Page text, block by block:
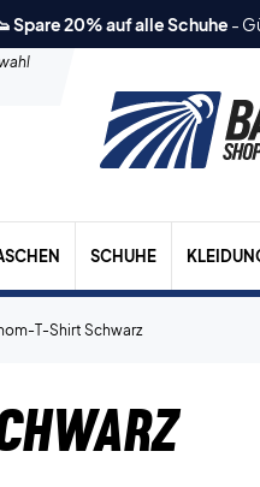
Spare 20% auf alle Schuhe -
SCHUHE
T-Shirt Schwarz